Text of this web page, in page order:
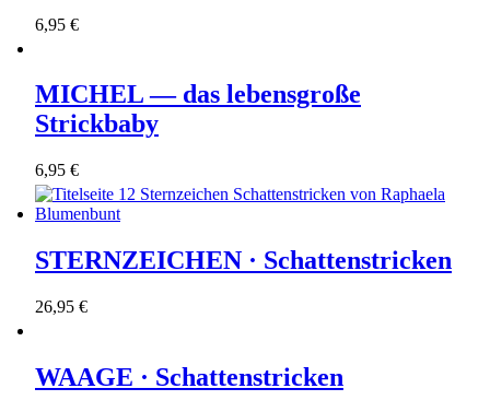
6,95 €
MICHEL — das lebensgroße
Strickbaby
6,95 €
STERNZEICHEN · Schattenstricken
26,95 €
WAAGE · Schattenstricken